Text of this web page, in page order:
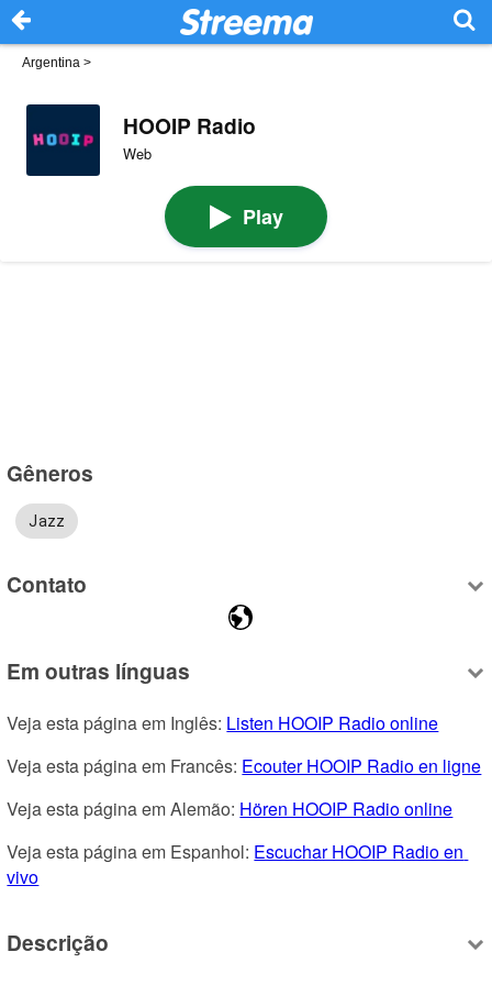
Argentina >
HOOIP Radio
Web
Play
Gêneros
Jazz
Contato
Em outras línguas
Veja esta página em Inglês: Listen HOOIP Radio online
Veja esta página em Francês: Ecouter HOOIP Radio en ligne
Veja esta página em Alemão: Hören HOOIP Radio online
Veja esta página em Espanhol: Escuchar HOOIP Radio en
vivo
Descrição